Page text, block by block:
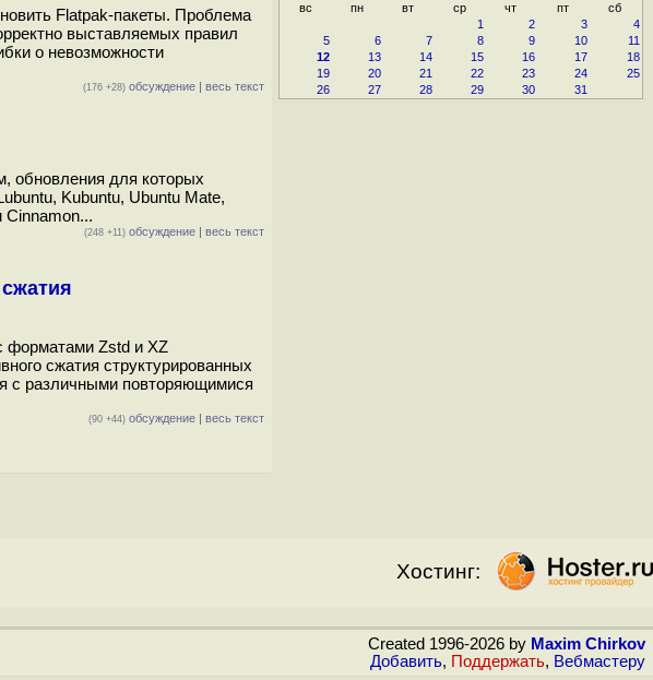
Flatpak-пакеты. Проблема
выставляемых правил
о невозможности
(176 +28) обсуждение | весь текст
обновления для которых
Kubuntu, Ubuntu Mate,
Cinnamon...
(248 +11) обсуждение | весь текст
форматами Zstd и XZ
сжатия структурированных
с различными повторяющимися
(90 +44) обсуждение | весь текст
вс пн вт ср чт пт
сб
1
2 3
4
5
6 7 8 9 10
11
12
13 14 15 16 17
18
19
20 21 22 23 24
25
26
27 28 29 30 31
Хостинг:
Created 1996-2026 by Maxim Chirkov
Добавить, Поддержать, Вебмастеру